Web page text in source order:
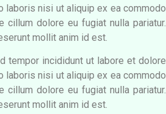
laboris nisi ut aliquip ex ea commodo
dolore eu fugiat nulla pariatur.
mollit anim id est.
tempor incididunt ut labore et dolore
laboris nisi ut aliquip ex ea commodo
dolore eu fugiat nulla pariatur.
mollit anim id est.